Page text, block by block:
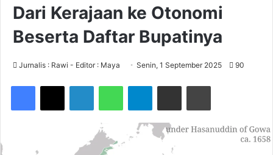
Dari Kerajaan ke Otonomi
Beserta Daftar Bupatinya
Jurnalis : Rawi - Editor : Maya Senin, 1 September 2025 90
Telegram